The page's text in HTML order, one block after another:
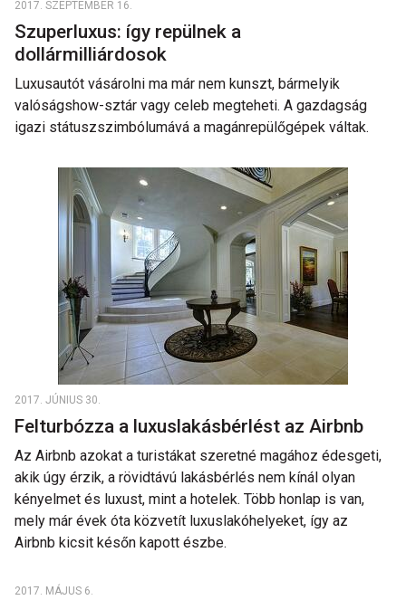
2017. SZEPTEMBER 16.
Szuperluxus: így repülnek a
dollármilliárdosok
Luxusautót vásárolni ma már nem kunszt, bármelyik
valóságshow-sztár vagy celeb megteheti. A gazdagság
igazi státuszszimbólumává a magánrepülőgépek váltak.
2017. JÚNIUS 30.
Felturbózza a luxuslakásbérlést az Airbnb
Az Airbnb azokat a turistákat szeretné magához édesgeti,
akik úgy érzik, a rövidtávú lakásbérlés nem kínál olyan
kényelmet és luxust, mint a hotelek. Több honlap is van,
mely már évek óta közvetít luxuslakóhelyeket, így az
Airbnb kicsit későn kapott észbe.
2017. MÁJUS 6.